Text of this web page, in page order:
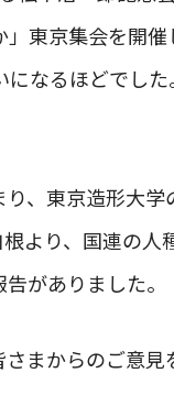
東京集会を開催
なるほどでした
、東京造形大
より、国連の人
がありました。
まからのご意見